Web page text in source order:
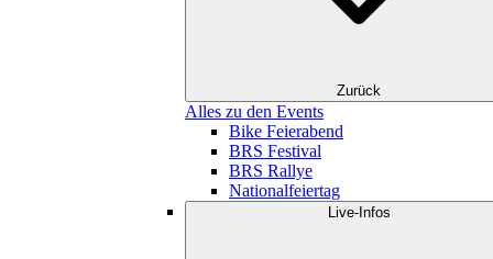
Zurück
Alles zu den Events
Bike Feierabend
BRS Festival
BRS Rallye
Nationalfeiertag
Live-Infos